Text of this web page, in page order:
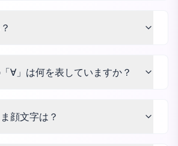
∀」は何を表していますか？
顔文字は？